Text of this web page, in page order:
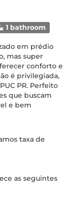
1 bathroom
em prédio
mas super
conforto e
é privilegiada,
PR. Perfeito
que buscam
e bem
taxa de
as seguintes